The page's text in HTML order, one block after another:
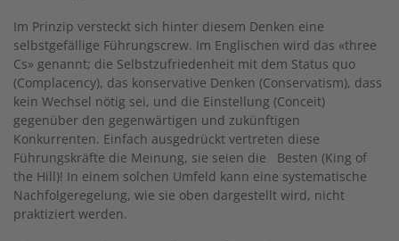
Im Prinzip versteckt sich hinter diesem Denken eine
selbstgefällige Führungscrew. Im Englischen wird das «three
Cs» genannt; die Selbstzufriedenheit mit dem Status quo
(Complacency), das konservative Denken (Conservatism), dass
kein Wechsel nötig sei, und die Einstellung (Conceit)
gegenüber den gegenwärtigen und zukünftigen
Konkurrenten. Einfach ausgedrückt vertreten diese
Führungskräfte die Meinung, sie seien die Besten (King of
the Hill)! In einem solchen Umfeld kann eine systematische
Nachfolgeregelung, wie sie oben dargestellt wird, nicht
praktiziert werden.